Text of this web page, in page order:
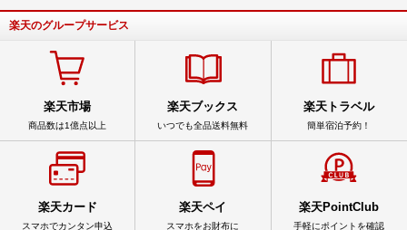
楽天のグループサービス
楽天市場
商品数は1億点以上
楽天ブックス
いつでも全品送料無料
楽天トラベル
簡単宿泊予約！
楽天カード
スマホでカンタン申込
楽天ペイ
スマホをお財布に
楽天PointClub
手軽にポイントを確認